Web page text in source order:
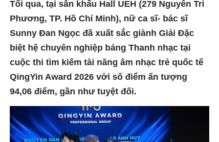
Tối qua, tại sân khấu Hall UEH (279 Nguyễn Tri
Phương, TP. Hồ Chí Minh), nữ ca sĩ- bác sĩ
Sunny Đan Ngọc đã xuất sắc giành Giải Đặc
biệt hệ chuyên nghiệp bảng Thanh nhạc tại
cuộc thi tìm kiếm tài năng âm nhạc trẻ quốc tế
QingYin Award 2026 với số điểm ấn tượng
94,06 điểm, gần như tuyệt đối.